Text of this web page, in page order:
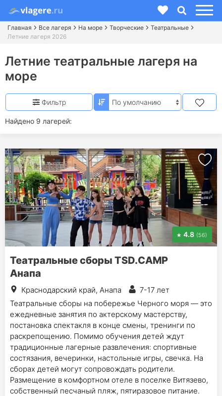
Главная Все лагеря На море Творческие
Театральные
Летние лагеря 2026
Летние театральные лагеря на
море
Найдено 9 лагерей:
Фильтр
4.8 (56)
Театральные сборы TSD.CAMP
Анапа
Краснодарский край, Анапа
7-17 лет
Театральные сборы на побережье Черного моря — это
ежедневные занятия по актерскому мастерству,
постановка спектакля в конце смены, тренинги по
раскрепощению. Помимо обучения детей ждут
традиционные лагерные развлечения: спортивные
состязания, вечеринки, настольные игры, свечка. На
сборах детей могут сопровождать родители.
Размещение в комфортном отеле в поселке Витязево,
собственный песчаный пляж, пятиразовое питание.